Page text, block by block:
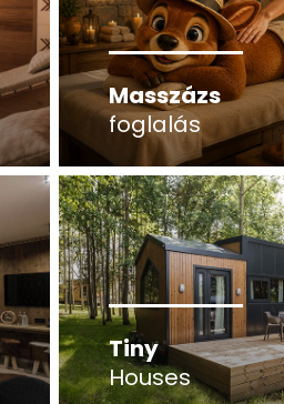
Masszázs
foglalás
Tiny
Houses